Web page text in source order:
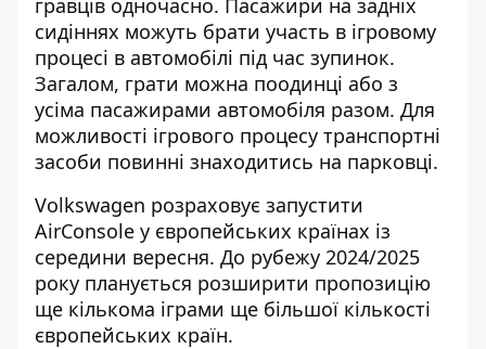
гравців одночасно. Пасажири на задніх
сидіннях можуть брати участь в ігровому
процесі в автомобілі під час зупинок.
Загалом, грати можна поодинці або з
усіма пасажирами автомобіля разом. Для
можливості ігрового процесу транспортні
засоби повинні знаходитись на парковці.
Volkswagen розраховує запустити
AirConsole у європейських країнах із
середини вересня. До рубежу 2024/2025
року планується розширити пропозицію
ще кількома іграми ще більшої кількості
європейських країн.